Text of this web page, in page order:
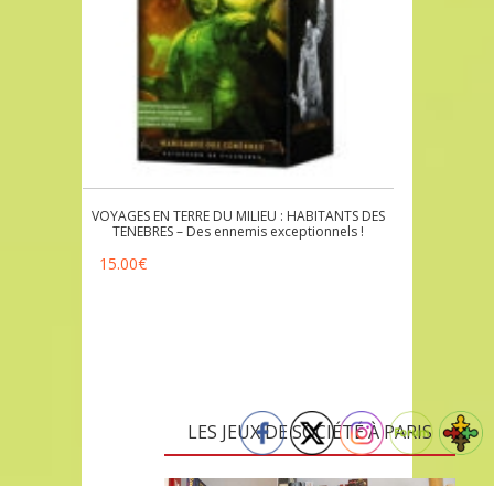
VOYAGES EN TERRE DU MILIEU : HABITANTS DES
TENEBRES – Des ennemis exceptionnels !
15.00€
LES JEUX DE SOCIÉTÉ À PARIS